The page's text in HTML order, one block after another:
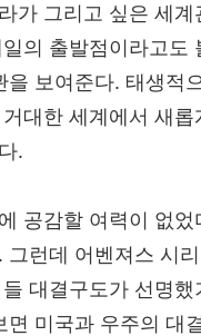
가 그리고 싶은 세
의 출발점이라고도
을 보여준다. 태생적
대한 세계에서 새
.
공감할 여력이 없었
. 그런데 어벤져스 시
대결구도가 선명
면 미국과 우주의 대